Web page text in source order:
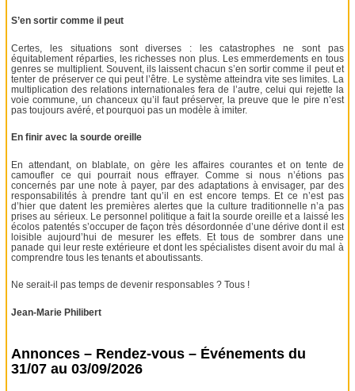
S’en sortir comme il peut
Certes, les situations sont diverses : les catastrophes ne sont pas
équitablement réparties, les richesses non plus. Les emmerdements en tous
genres se multiplient. Souvent, ils laissent chacun s’en sortir comme il peut et
tenter de préserver ce qui peut l’être. Le système atteindra vite ses limites. La
multiplication des relations internationales fera de l’autre, celui qui rejette la
voie commune, un chanceux qu’il faut préserver, la preuve que le pire n’est
pas toujours avéré, et pourquoi pas un modèle à imiter.
En finir avec la sourde oreille
En attendant, on blablate, on gère les affaires courantes et on tente de
camoufler ce qui pourrait nous effrayer. Comme si nous n’étions pas
concernés par une note à payer, par des adaptations à envisager, par des
responsabilités à prendre tant qu’il en est encore temps. Et ce n’est pas
d’hier que datent les premières alertes que la culture traditionnelle n’a pas
prises au sérieux. Le personnel politique a fait la sourde oreille et a laissé les
écolos patentés s’occuper de façon très désordonnée d’une dérive dont il est
loisible aujourd’hui de mesurer les effets. Et tous de sombrer dans une
panade qui leur reste extérieure et dont les spécialistes disent avoir du mal à
comprendre tous les tenants et aboutissants.
Ne serait-il pas temps de devenir responsables ? Tous !
Jean-Marie Philibert
Annonces – Rendez-vous – Événements du
31/07 au 03/09/2026